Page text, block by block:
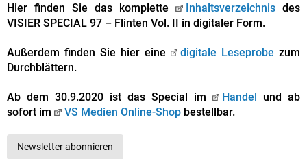
Hier finden Sie das komplette Inhaltsverzeichnisdes
VISIER SPECIAL 97 – Flinten Vol. II in digitaler Form.
Außerdem finden Sie hier eine digitale Leseprobe zum
Durchblättern.
Ab dem 30.9.2020 ist das Special im Handel
und ab
sofort im
VS Medien Online-Shopbestellbar.
Newsletter abonnieren